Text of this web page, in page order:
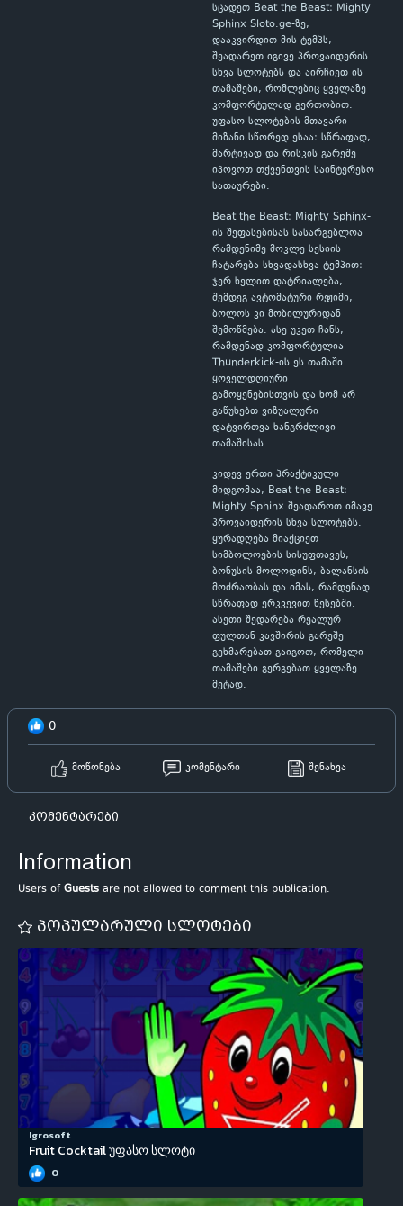
სცადეთ Beat the Beast: Mighty
Sphinx Sloto.ge-ზე,
დააკვირდით მის ტემპს,
შეადარეთ იგივე პროვაიდერის
სხვა სლოტებს და აირჩიეთ ის
თამაშები, რომლებიც ყველაზე
კომფორტულად გერთობით.
უფასო სლოტების მთავარი
მიზანი სწორედ ესაა: სწრაფად,
მარტივად და რისკის გარეშე
იპოვოთ თქვენთვის საინტერესო
სათაურები.
Beat the Beast: Mighty Sphinx-
ის შეფასებისას სასარგებლოა
რამდენიმე მოკლე სესიის
ჩატარება სხვადასხვა ტემპით:
ჯერ ხელით დატრიალება,
შემდეგ ავტომატური რეჟიმი,
ბოლოს კი მობილურიდან
შემოწმება. ასე უკეთ ჩანს,
რამდენად კომფორტულია
Thunderkick-ის ეს თამაში
ყოველდღიური
გამოყენებისთვის და ხომ არ
გაწუხებთ ვიზუალური
დატვირთვა ხანგრძლივი
თამაშისას.
კიდევ ერთი პრაქტიკული
მიდგომაა, Beat the Beast:
Mighty Sphinx შეადაროთ იმავე
პროვაიდერის სხვა სლოტებს.
ყურადღება მიაქციეთ
სიმბოლოების სისუფთავეს,
ბონუსის მოლოდინს, ბალანსის
მოძრაობას და იმას, რამდენად
სწრაფად ერკვევით წესებში.
ასეთი შედარება რეალურ
ფულთან კავშირის გარეშე
გეხმარებათ გაიგოთ, რომელი
თამაშები გერგებათ ყველაზე
მეტად.
0
მოწონება კომენტარი შენახვა
კომენტარები
Information
Users ofGuests are not allowed to comment this publication.
პოპულარული სლოტები
Igrosoft
Fruit Cocktail უფასო სლოტი
0